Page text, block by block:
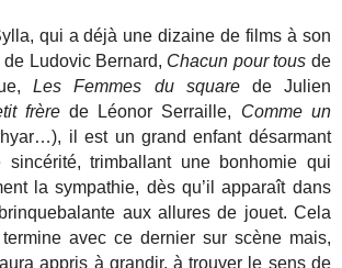
qui a déjà une dizaine de films à son
de Ludovic Bernard, Chacun pour tous de
Les Femmes du square de Julien
frèrede Léonor Serraille, Comme un
il est un grand enfant désarmant
sincérité, trimballant une bonhomie qui
la sympathie, dès qu’il apparaît dans
aux allures de jouet. Cela
avec ce dernier sur scène mais,
appris à grandir, à trouver le sens de